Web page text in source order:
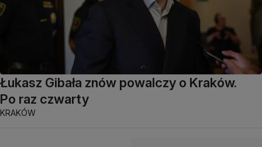
Łukasz Gibała znów powalczy o Kraków.
Po raz czwarty
KRAKÓW